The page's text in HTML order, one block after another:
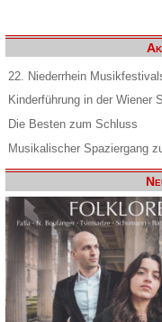
22. Niederrhein
Kinderführung in der Wiener
Die Besten zum Schluss
Musikalischer Spaziergang